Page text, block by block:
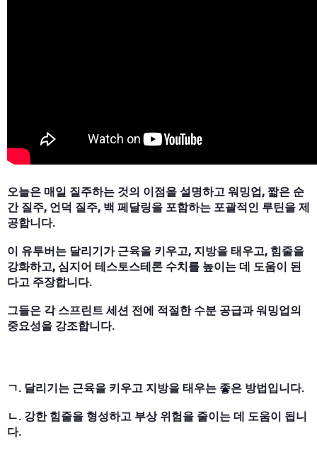
오늘은 매일 질주하는 것의 이점을 설명하고 워밍업, 짧은 순
간 질주, 언덕 질주, 백 페달링을 포함하는 포괄적인 루틴을 제
공합니다.
이 유투버는 달리기가 근육을 키우고, 지방을 태우고, 힘줄을
강화하고, 심지어 테스토스테론 수치를 높이는 데 도움이 된
다고 주장합니다.
그들은 각 스프린트 세션 전에 적절한 수분 공급과 워밍업의
중요성을 강조합니다.
ㄱ. 달리기는 근육을 키우고 지방을 태우는 좋은 방법입니다.
ㄴ. 강한 힘줄을 형성하고 부상 위험을 줄이는 데 도움이 됩니
다.